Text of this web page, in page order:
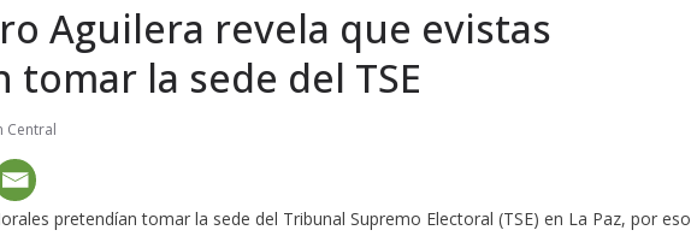
Aguilera revela que evistas
la sede del TSE
Central
pretendían tomar la sede del Tribunal Supremo Electoral (TSE) en La Paz, por eso